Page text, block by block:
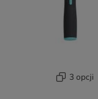
3 opcji